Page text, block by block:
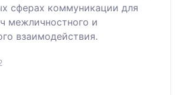
сферах коммуникации для
межличностного и
взаимодействия.